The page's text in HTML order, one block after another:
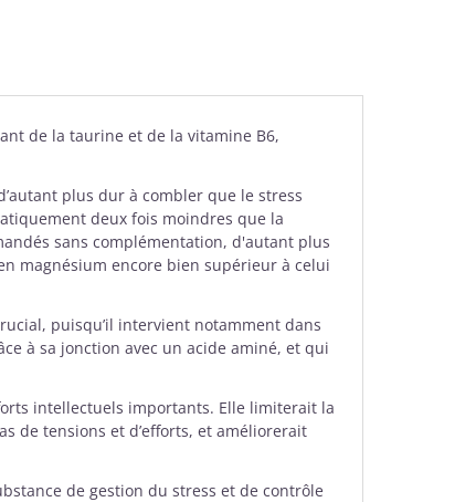
de la taurine et de la vitamine B6,
plus dur à combler que le stress
deux fois moindres que la
sans complémentation, d'autant plus
magnésium encore bien supérieur à celui
puisqu’il intervient notamment dans
à sa jonction avec un acide aminé, et qui
intellectuels importants. Elle limiterait la
de tensions et d’efforts, et améliorerait
de gestion du stress et de contrôle